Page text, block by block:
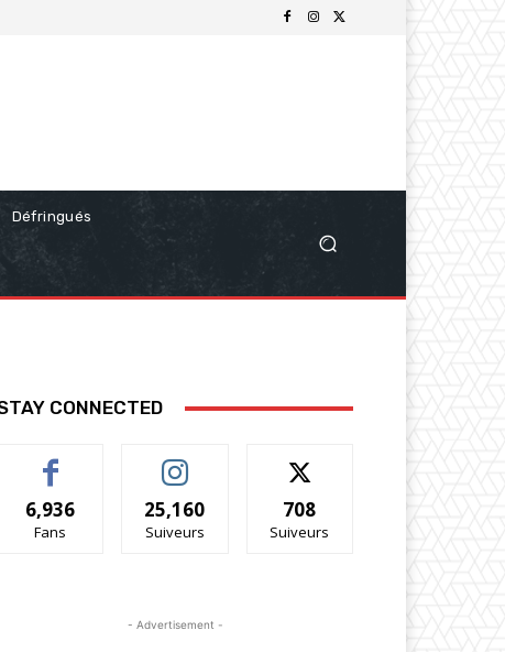
Défringués
CONNECTED
6,936
Fans
25,160
Suiveurs
708
Suiveurs
- Advertisement -